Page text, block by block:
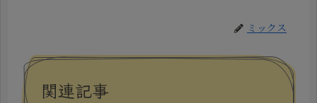
ミックス
関連記事